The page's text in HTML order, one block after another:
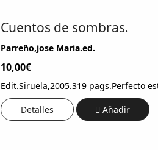
Cuentos de sombras.
Parreño,jose Maria.ed.
10,00€
Edit.Siruela,2005.319 pags.Perfecto
Detalles Añadir